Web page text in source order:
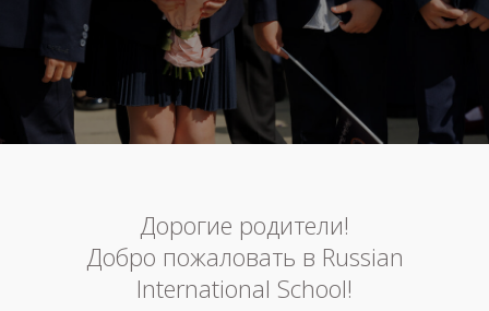
Дорогие родители!
Добро пожаловать в Russian
International School!